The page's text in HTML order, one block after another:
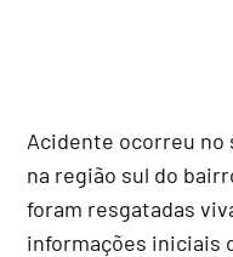
Acidente ocorreu no
na região sul do
foram resgatadas
informações iniciais